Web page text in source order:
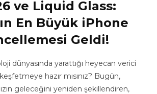
ve Liquid Glass:
En Büyük iPhone
Geldi!
dünyasında yarattığı heyecan verici
hazır mısınız? Bugün,
geleceğini yeniden şekillendiren,